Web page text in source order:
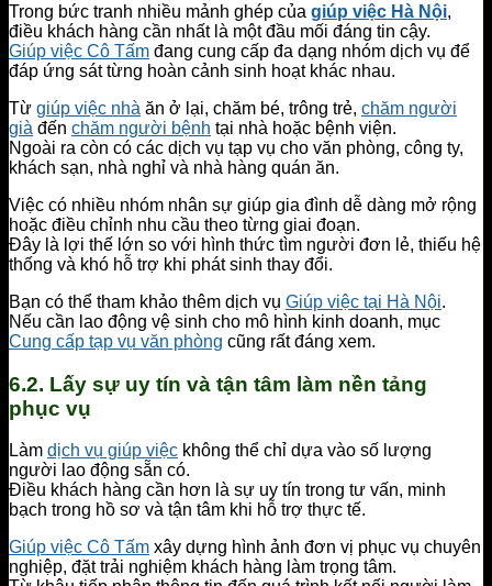
Trong bức tranh nhiều mảnh ghép của giúp việc Hà Nội,
điều khách hàng cần nhất là một đầu mối đáng tin cậy.
Giúp việc Cô Tấm đang cung cấp đa dạng nhóm dịch vụ để
đáp ứng sát từng hoàn cảnh sinh hoạt khác nhau.
Từ giúp việc nhà ăn ở lại, chăm bé, trông trẻ, chăm người
già đến chăm người bệnh tại nhà hoặc bệnh viện.
Ngoài ra còn có các dịch vụ tạp vụ cho văn phòng, công ty,
khách sạn, nhà nghỉ và nhà hàng quán ăn.
Việc có nhiều nhóm nhân sự giúp gia đình dễ dàng mở rộng
hoặc điều chỉnh nhu cầu theo từng giai đoạn.
Đây là lợi thế lớn so với hình thức tìm người đơn lẻ, thiếu hệ
thống và khó hỗ trợ khi phát sinh thay đổi.
Bạn có thể tham khảo thêm dịch vụ Giúp việc tại Hà Nội.
Nếu cần lao động vệ sinh cho mô hình kinh doanh, mục
Cung cấp tạp vụ văn phòng cũng rất đáng xem.
6.2. Lấy sự uy tín và tận tâm làm nền tảng
phục vụ
Làm dịch vụ giúp việc không thể chỉ dựa vào số lượng
người lao động sẵn có.
Điều khách hàng cần hơn là sự uy tín trong tư vấn, minh
bạch trong hồ sơ và tận tâm khi hỗ trợ thực tế.
Giúp việc Cô Tấm xây dựng hình ảnh đơn vị phục vụ chuyên
nghiệp, đặt trải nghiệm khách hàng làm trọng tâm.